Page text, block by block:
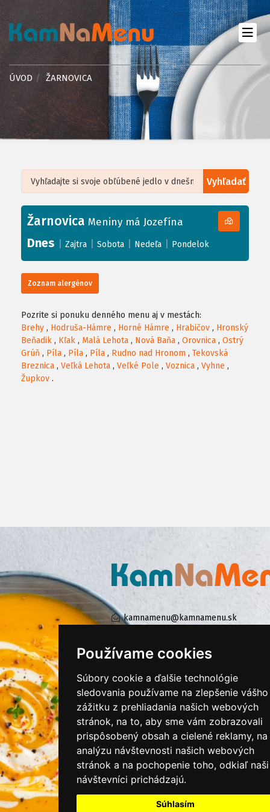
Používame cookies
Súbory cookie a ďalšie technológie
sledovania používame na zlepšenie vášho
zážitku z prehliadania našich webových
stránok, na to, aby sme vám zobrazovali
prispôsobený obsah a cielené reklamy, na
analýzu návštevnosti našich webových
stránok a na pochopenie toho, odkiaľ naši
návštevníci prichádzajú.
Súhlasím
ÚVOD ŽARNOVICA
Vyhľadať
+
−
Leaflet| ©OpenStreetMap, Tiles courtesy ofHumanitarian OpenStreetMap
Žarnovica Meniny má Jozefína
Dnes Zajtra Sobota Nedeľa Pondelok
Zoznam alergénov
Pozrite si ponuku denného menu aj v mestách:
Brehy , Hodruša-Hámre , Horné Hámre , Hrabičov , Hronský
Beňadik , Kľak , Malá Lehota , Nová Baňa , Orovnica , Ostrý
Grúň , Píla , Píla , Píla , Rudno nad Hronom , Tekovská
Breznica , Veľká Lehota , Veľké Pole , Voznica , Vyhne ,
Župkov .
kamnamenu@kamnamenu.sk
KONTAKTUJTE NÁS
PRIHLÁSIŤ SA DO ZÁKAZNÍCKEJ ZÓNY
Všeobecné obchodné podmienky
Ochrana osobných údajov
Cookies